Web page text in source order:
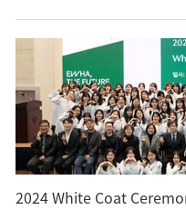
2024 White Coat